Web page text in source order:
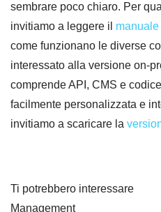
sembrare poco chiaro. Per
invitiamo a leggere il
come funzionano le diverse
interessato alla versione on-
comprende API, CMS e
facilmente personalizzata e
invitiamo a scaricare la
Ti potrebbero interessare
Management